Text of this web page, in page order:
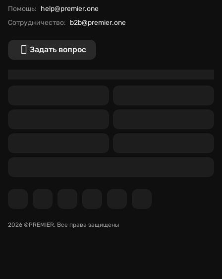
Помощь: help@premier.one
Сотрудничество: b2b@premier.one
Задать вопрос
2026 ©PREMIER. Все права защищены